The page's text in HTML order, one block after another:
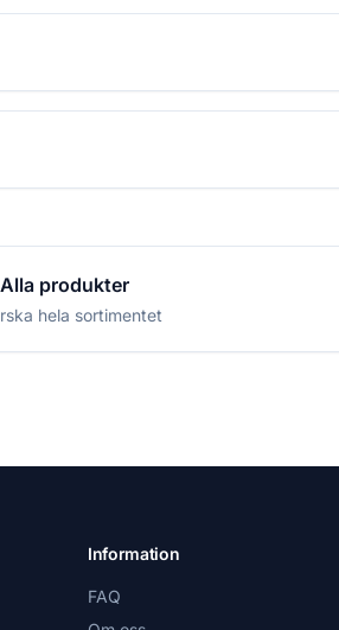
Alla produkter
hela sortimentet
Information
FAQ